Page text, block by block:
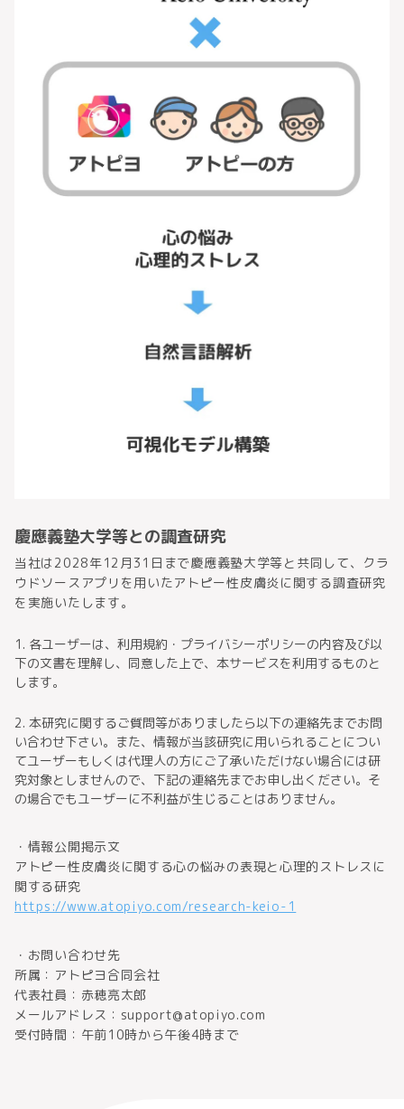
慶應義塾大学等との調査研究
当社は2028年12月31日まで慶應義塾大学等と共同して、クラ
ウドソースアプリを用いたアトピー性皮膚炎に関する調査研究
を実施いたします。
1. 各ユーザーは、利用規約・プライバシーポリシーの内容及び以
下の文書を理解し、同意した上で、本サービスを利用するものと
します。
2. 本研究に関するご質問等がありましたら以下の連絡先までお問
い合わせ下さい。また、情報が当該研究に用いられることについ
てユーザーもしくは代理人の方にご了承いただけない場合には研
究対象としませんので、下記の連絡先までお申し出ください。そ
の場合でもユーザーに不利益が生じることはありません。
・情報公開掲示文
アトピー性皮膚炎に関する心の悩みの表現と心理的ストレスに
関する研究
https://www.atopiyo.com/research-keio-1
・お問い合わせ先
所属：アトピヨ合同会社
代表社員：赤穂亮太郎
メールアドレス：support@atopiyo.com
受付時間：午前10時から午後4時まで